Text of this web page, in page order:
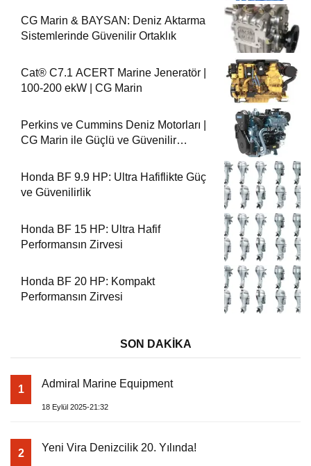
CG Marin & BAYSAN: Deniz Aktarma
Sistemlerinde Güvenilir Ortaklık
Cat® C7.1 ACERT Marine Jeneratör |
100-200 ekW | CG Marin
Perkins ve Cummins Deniz Motorları |
CG Marin ile Güçlü ve Güvenilir
Honda BF 9.9 HP: Ultra Hafiflikte Güç
ve Güvenilirlik
Honda BF 15 HP: Ultra Hafif
Performansın Zirvesi
Honda BF 20 HP: Kompakt
Performansın Zirvesi
SON DAKİKA
1 Admiral Marine Equipment
18 Eylül 2025-21:32
2 Yeni Vira Denizcilik 20. Yılında!